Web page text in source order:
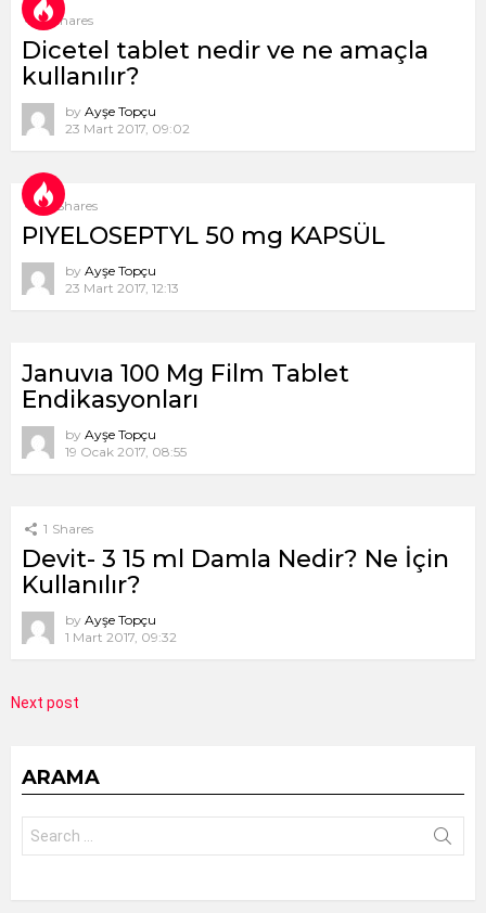
1 Shares
Dicetel tablet nedir ve ne amaçla
kullanılır?
by Ayşe Topçu
23 Mart 2017, 09:02
8 Shares
PIYELOSEPTYL 50 mg KAPSÜL
by Ayşe Topçu
23 Mart 2017, 12:13
Januvıa 100 Mg Film Tablet
Endikasyonları
by Ayşe Topçu
19 Ocak 2017, 08:55
1 Shares
Devit- 3 15 ml Damla Nedir? Ne İçin
Kullanılır?
by Ayşe Topçu
1 Mart 2017, 09:32
Next post
ARAMA
for: